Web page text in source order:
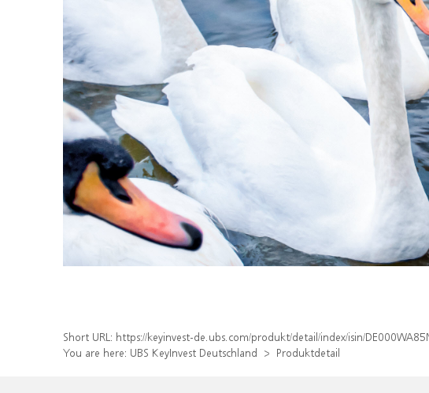
Short URL: https://keyinvest-de.ubs.com/produkt/detail/index/isin/
You are here: UBS KeyInvest Deutschland Produktdetail